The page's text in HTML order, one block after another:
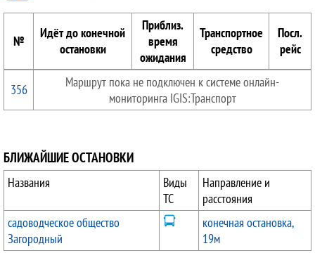
№
Идёт до конечной
остановки
Приблиз.
время
ожидания
Транспортное
средство
Посл.
рейс
356
Маршрут пока не подключен к системе онлайн-
мониторинга IGIS:Транспорт
БЛИЖАЙШИЕ ОСТАНОВКИ
Названия
Виды
ТС
Направление и
расстояния
садоводческое общество
Загородный
конечная остановка,
19м